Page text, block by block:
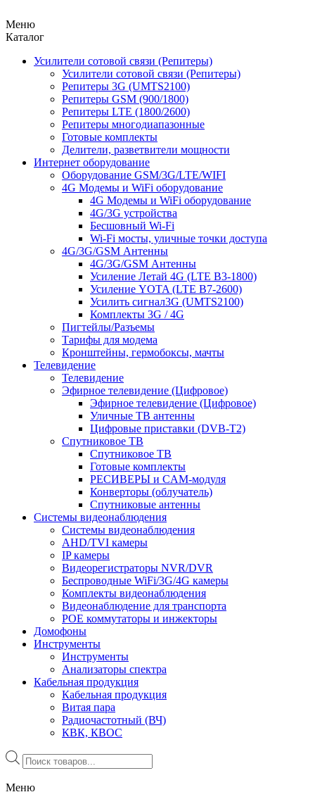
Меню
Каталог
Усилители сотовой связи (Репитеры)
Усилители сотовой связи (Репитеры)
Репитеры 3G (UMTS2100)
Репитеры GSM (900/1800)
Репитеры LTE (1800/2600)
Репитеры многодиапазонные
Готовые комплекты
Делители, разветвители мощности
Интернет оборудование
Оборудование GSM/3G/LTE/WIFI
4G Модемы и WiFi оборудование
4G Модемы и WiFi оборудование
4G/3G устройства
Бесшовный Wi-Fi
Wi-Fi мосты, уличные точки доступа
4G/3G/GSM Антенны
4G/3G/GSM Антенны
Усиление Летай 4G (LTE B3-1800)
Усиление YOTA (LTE B7-2600)
Усилить сигнал3G (UMTS2100)
Комплекты 3G / 4G
Пигтейлы/Разъемы
Тарифы для модема
Кронштейны, гермобоксы, мачты
Телевидение
Телевидение
Эфирное телевидение (Цифровое)
Эфирное телевидение (Цифровое)
Уличные ТВ антенны
Цифровые приставки (DVB-T2)
Спутниковое ТВ
Спутниковое ТВ
Готовые комплекты
РЕСИВЕРЫ и CAM-модуля
Конверторы (облучатель)
Спутниковые антенны
Системы видеонаблюдения
Системы видеонаблюдения
AHD/TVI камеры
IP камеры
Видеорегистраторы NVR/DVR
Беспроводные WiFi/3G/4G камеры
Комплекты видеонаблюдения
Видеонаблюдение для транспорта
POE коммутаторы и инжекторы
Домофоны
Инструменты
Инструменты
Анализаторы спектра
Кабельная продукция
Кабельная продукция
Витая пара
Радиочастотный (ВЧ)
КВК, КВОС
Поиск
товаров
Меню